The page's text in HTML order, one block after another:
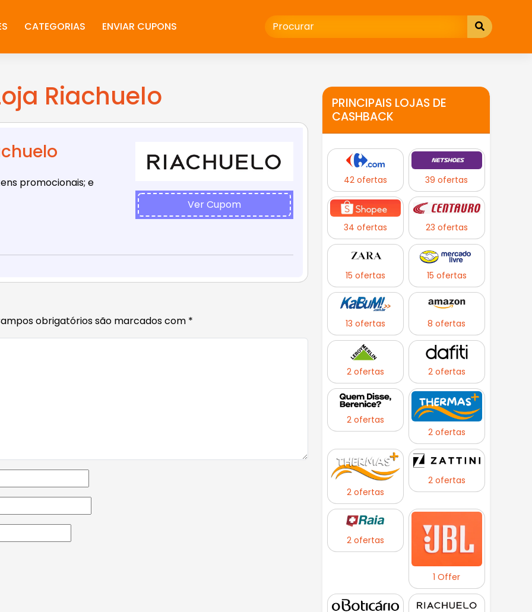
CATEGORIAS ENVIAR CUPONS
Riachuelo
promocionais; e
Ver Cupom
obrigatórios são marcados com *
PRINCIPAIS LOJAS DE
CASHBACK
42 ofertas 39 ofertas
34 ofertas 23 ofertas
15 ofertas 15 ofertas
13 ofertas 8 ofertas
2 ofertas 2 ofertas
2 ofertas
2 ofertas
2 ofertas
2 ofertas
2 ofertas
1 Offer